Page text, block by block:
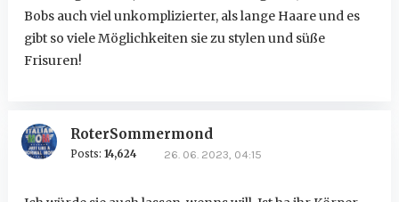
Bobs auch viel unkomplizierter, als lange Haare und es
gibt so viele Möglichkeiten sie zu stylen und süße
Frisuren!
RoterSommermond
Posts: 14,624 26. 06. 2023, 04:15